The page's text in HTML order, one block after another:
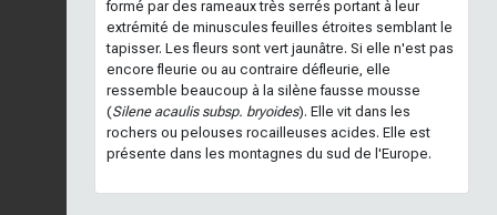
formé par des rameaux très serrés portant à leur
extrémité de minuscules feuilles étroites semblant le
tapisser. Les fleurs sont vert jaunâtre. Si elle n'est pas
encore fleurie ou au contraire défleurie, elle
ressemble beaucoup à la silène fausse mousse
(Silene acaulis subsp. bryoides). Elle vit dans les
rochers ou pelouses rocailleuses acides. Elle est
présente dans les montagnes du sud de l'Europe.